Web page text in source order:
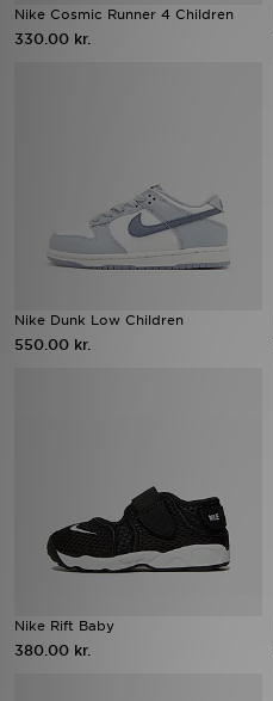
Nike Cosmic Runner 4 Children
330.00 kr.
Nike Dunk Low Children
550.00 kr.
Nike Rift Baby
380.00 kr.